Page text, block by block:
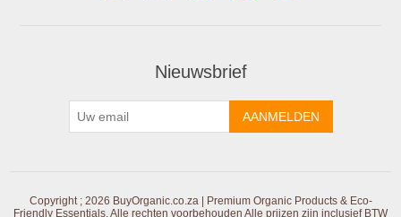
Nieuwsbrief
AANMELDEN
Copyright ; 2026 BuyOrganic.co.za | Premium Organic Products & Eco-
Friendly Essentials. Alle rechten voorbehouden Alle prijzen zijn inclusief BTW